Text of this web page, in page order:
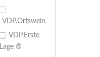
VDP.Ortswein
VDP.Erste
Lage ®